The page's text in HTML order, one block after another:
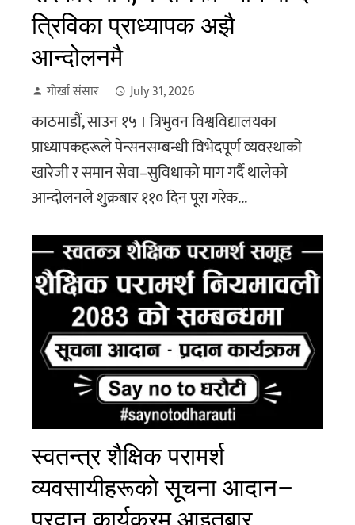
त्रिविका प्राध्यापक अझै
आन्दोलनमै
गोर्खा संसार July 31, 2026
काठमाडौं, साउन १५ । त्रिभुवन विश्वविद्यालयका
प्राध्यापकहरूले पेन्सनसम्बन्धी विभेदपूर्ण व्यवस्थाको
खारेजी र समान सेवा–सुविधाको माग गर्दै थालेको
आन्दोलनले शुक्रबार ११० दिन पूरा गरेक...
स्वतन्त्र शैक्षिक परामर्श
व्यवसायीहरूको सूचना आदान–